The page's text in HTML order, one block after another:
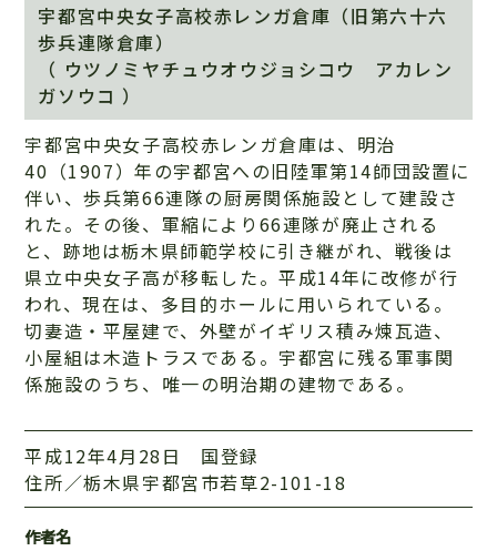
宇都宮中央女子高校赤レンガ倉庫（旧第六十六
歩兵連隊倉庫）
（ ウツノミヤチュウオウジョシコウ アカレン
ガソウコ ）
宇都宮中央女子高校赤レンガ倉庫は、明治
40（1907）年の宇都宮への旧陸軍第14師団設置に
伴い、歩兵第66連隊の厨房関係施設として建設さ
れた。その後、軍縮により66連隊が廃止される
と、跡地は栃木県師範学校に引き継がれ、戦後は
県立中央女子高が移転した。平成14年に改修が行
われ、現在は、多目的ホールに用いられている。
切妻造・平屋建で、外壁がイギリス積み煉瓦造、
小屋組は木造トラスである。宇都宮に残る軍事関
係施設のうち、唯一の明治期の建物である。
平成12年4月28日 国登録
住所／栃木県宇都宮市若草2-101-18
作者名